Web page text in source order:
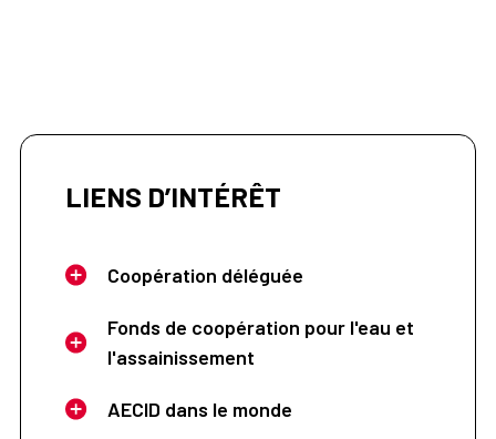
LIENS D’INTÉRÊT
Coopération déléguée
Fonds de coopération pour l'eau et
l'assainissement
AECID dans le monde